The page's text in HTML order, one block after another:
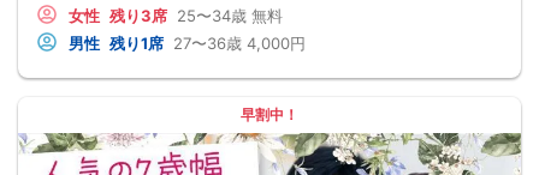
女性 残り3席 25〜34歳 無料
男性 残り1席 27〜36歳 4,000円
早割中！